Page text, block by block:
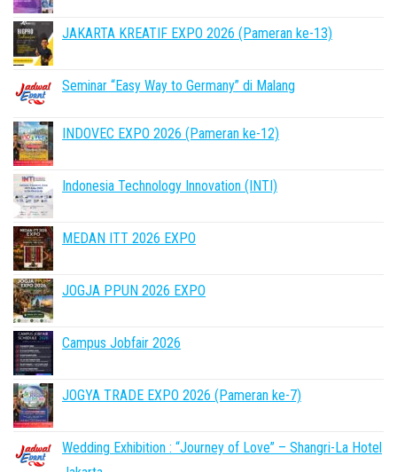
JAKARTA KREATIF EXPO 2026 (Pameran ke-13)
Seminar “Easy Way to Germany” di Malang
INDOVEC EXPO 2026 (Pameran ke-12)
Indonesia Technology Innovation (INTI)
MEDAN ITT 2026 EXPO
JOGJA PPUN 2026 EXPO
Campus Jobfair 2026
JOGYA TRADE EXPO 2026 (Pameran ke-7)
Wedding Exhibition : “Journey of Love” – Shangri-La Hotel